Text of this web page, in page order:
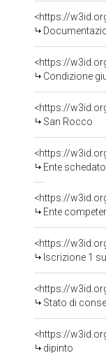
Condizione
<https://
San Rocco
<https://
Ente
<https://
Ente competente per
<https://
Iscrizione 1
<https://
Stato di
<https://
dipinto